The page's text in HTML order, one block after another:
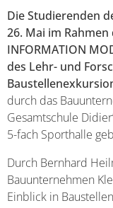
Die Studierenden
26. Mai im Rahmen
INFORMATION
des Lehr- und
durch das
Gesamtschule
5-fach Sporthalle
Durch Bernhard
Bauunternehmen
Einblick in